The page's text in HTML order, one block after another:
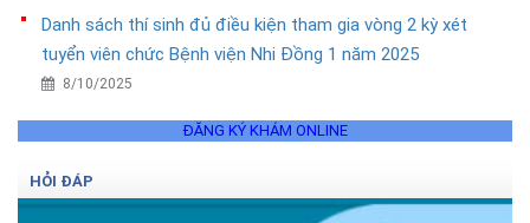
Danh sách thí sinh đủ điều kiện tham gia vòng 2 kỳ xét
tuyển viên chức Bệnh viện Nhi Đồng 1 năm 2025
8/10/2025
ĐĂNG KÝ KHÁM ONLINE
HỎI ĐÁP